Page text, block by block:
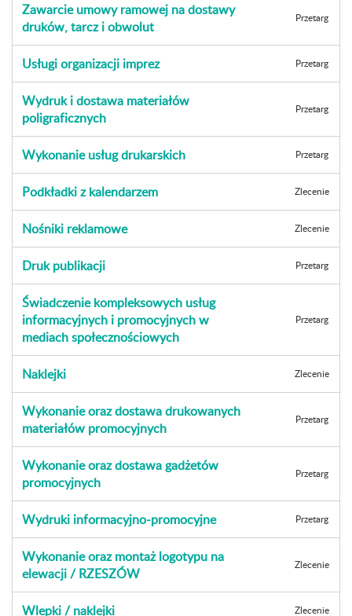
Zawarcie umowy ramowej na dostawy
druków, tarcz i obwolut
Przetarg
Usługi organizacji imprez Przetarg
Wydruk i dostawa materiałów
poligraficznych
Przetarg
Wykonanie usług drukarskich Przetarg
Podkładki z kalendarzem Zlecenie
Nośniki reklamowe Zlecenie
Druk publikacji Przetarg
Świadczenie kompleksowych usług
informacyjnych i promocyjnych w
mediach społecznościowych
Przetarg
Naklejki Zlecenie
Wykonanie oraz dostawa drukowanych
materiałów promocyjnych
Przetarg
Wykonanie oraz dostawa gadżetów
promocyjnych
Przetarg
Wydruki informacyjno-promocyjne Przetarg
Wykonanie oraz montaż logotypu na
elewacji / RZESZÓW
Zlecenie
Wlepki / naklejki Zlecenie